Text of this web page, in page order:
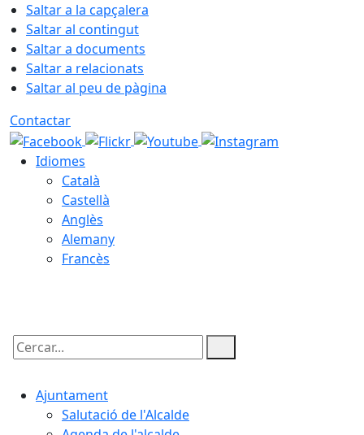
Saltar a la capçalera
Saltar al contingut
Saltar a documents
Saltar a relacionats
Saltar al peu de pàgina
Contactar
Idiomes
Català
Castellà
Anglès
Alemany
Francès
Cercar:
Ajuntament
Salutació de l'Alcalde